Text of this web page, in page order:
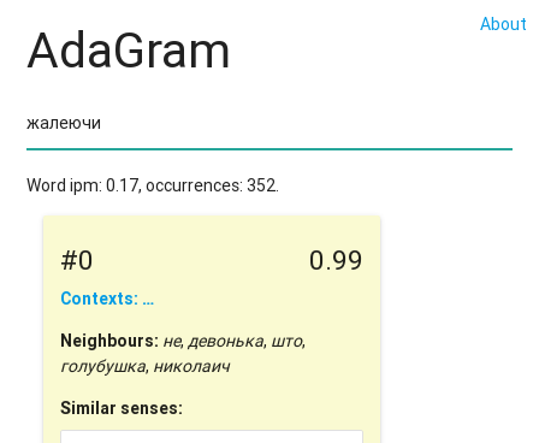
About
AdaGram
Word ipm: 0.17, occurrences: 352.
#0 0.99
Contexts: …
Neighbours: не,девонька, што,
голубушка, николаич
Similar senses: